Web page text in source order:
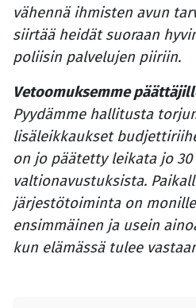
vähennä ihmisten avun
siirtää heidät suoraan
poliisin palvelujen piiriin.
Vetoomuksemme
Pyydämme hallitusta
lisäleikkaukset
on jo päätetty leikata jo 30
valtionavustuksista.
järjestötoiminta on
ensimmäinen ja usein
kun elämässä tulee